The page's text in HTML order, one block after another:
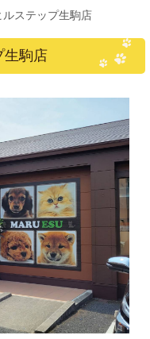
ステップ生駒店
生駒店